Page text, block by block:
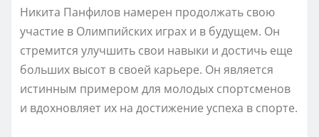
Никита Панфилов намерен продолжать свою
участие в Олимпийских играх и в будущем. Он
стремится улучшить свои навыки и достичь еще
больших высот в своей карьере. Он является
истинным примером для молодых спортсменов
и вдохновляет их на достижение успеха в спорте.